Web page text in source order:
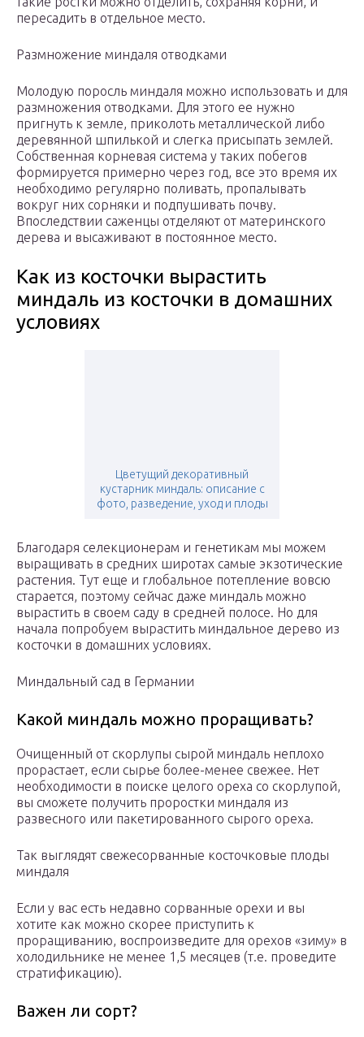
пересадить в отдельное место.
Размножение миндаля отводками
Молодую поросль миндаля можно использовать и для
размножения отводками. Для этого ее нужно
пригнуть к земле, приколоть металлической либо
деревянной шпилькой и слегка присыпать землей.
Собственная корневая система у таких побегов
формируется примерно через год, все это время их
необходимо регулярно поливать, пропалывать
вокруг них сорняки и подпушивать почву.
Впоследствии саженцы отделяют от материнского
дерева и высаживают в постоянное место.
Как из косточки вырастить
миндаль из косточки в домашних
условиях
Цветущий декоративный
кустарник миндаль: описание с
фото, разведение, уход и плоды
Благодаря селекционерам и генетикам мы можем
выращивать в средних широтах самые экзотические
растения. Тут еще и глобальное потепление вовсю
старается, поэтому сейчас даже миндаль можно
вырастить в своем саду в средней полосе. Но для
начала попробуем вырастить миндальное дерево из
косточки в домашних условиях.
Миндальный сад в Германии
Какой миндаль можно проращивать?
Очищенный от скорлупы сырой миндаль неплохо
прорастает, если сырье более-менее свежее. Нет
необходимости в поиске целого ореха со скорлупой,
вы сможете получить проростки миндаля из
развесного или пакетированного сырого ореха.
Так выглядят свежесорванные косточковые плоды
миндаля
Если у вас есть недавно сорванные орехи и вы
хотите как можно скорее приступить к
проращиванию, воспроизведите для орехов «зиму» в
холодильнике не менее 1,5 месяцев (т.е. проведите
стратификацию).
Важен ли сорт?